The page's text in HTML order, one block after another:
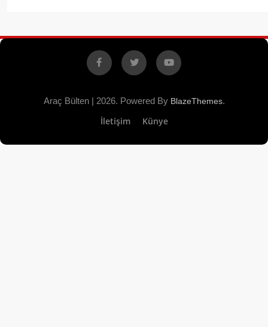
Facebook
X YouTube
Araç Bülten | 2026. Powered By BlazeThemes.
İletişim Künye